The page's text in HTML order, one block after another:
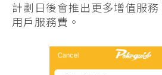
計劃日後會推出更多增值服
用戶服務費。